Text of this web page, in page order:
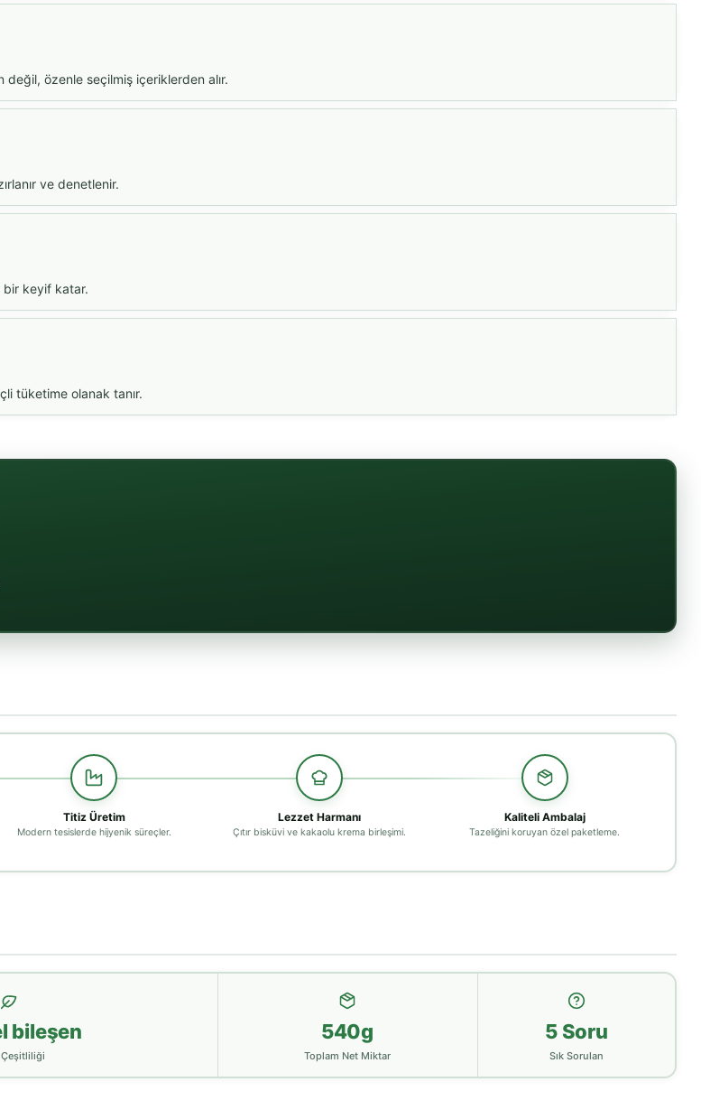
değil, özenle seçilmiş içeriklerden alır.
ve denetlenir.
bir keyif katar.
tüketime olanak tanır.
Titiz Üretim
Modern tesislerde hijyenik süreçler.
Lezzet Harmanı
Çıtır bisküvi ve kakaolu krema birleşimi.
Kaliteli Ambalaj
Tazeliğini koruyan özel paketleme.
bileşen 540g
Toplam Net Miktar
5 Soru
Sık Sorulan